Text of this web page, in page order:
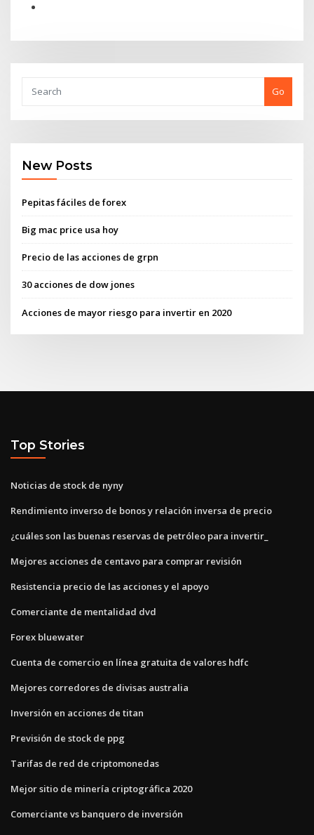
Go
New Posts
Pepitas fáciles de forex
Big mac price usa hoy
Precio de las acciones de grpn
30 acciones de dow jones
Acciones de mayor riesgo para invertir en 2020
Top Stories
Noticias de stock de nyny
Rendimiento inverso de bonos y relación inversa de precio
¿cuáles son las buenas reservas de petróleo para invertir_
Mejores acciones de centavo para comprar revisión
Resistencia precio de las acciones y el apoyo
Comerciante de mentalidad dvd
Forex bluewater
Cuenta de comercio en línea gratuita de valores hdfc
Mejores corredores de divisas australia
Inversión en acciones de titan
Previsión de stock de ppg
Tarifas de red de criptomonedas
Mejor sitio de minería criptográfica 2020
Comerciante vs banquero de inversión